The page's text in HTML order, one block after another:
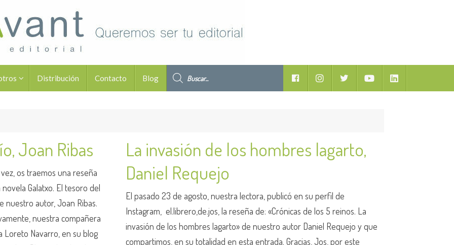
Distribución Contacto Blog
Facebook YoutubeLinkedIn
Joan Ribas
os traemos una reseña
novela Galatxo. El tesoro del
nuestro autor, Joan Ribas.
nuestra compañera
Loreto Navarro, en su blog
La invasión de los hombres lagarto,
Daniel Requejo
El pasado 23 de agosto, nuestra lectora, publicó en su perfil de
Instagram, el.librero,de.jos, la reseña de: «Crónicas de los 5 reinos. La
invasión de los hombres lagarto» de nuestro autor Daniel Requejo y que
compartimos, en su totalidad en esta entrada. Gracias, Jos, por este